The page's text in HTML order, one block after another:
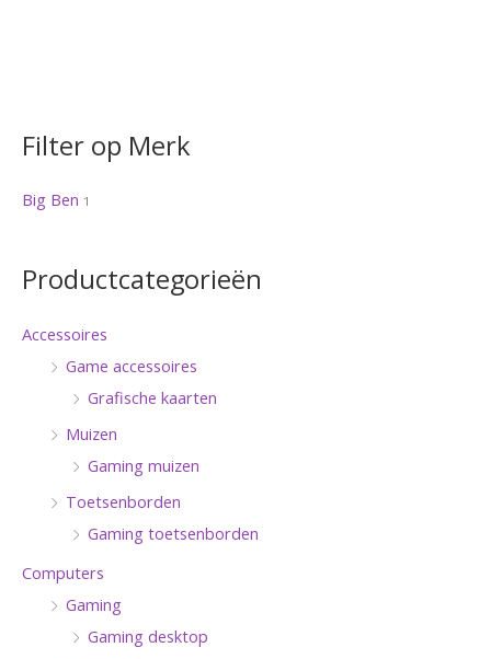
Filter op Merk
Big Ben 1
Productcategorieën
Accessoires
Game accessoires
Grafische kaarten
Muizen
Gaming muizen
Toetsenborden
Gaming toetsenborden
Computers
Gaming
Gaming desktop